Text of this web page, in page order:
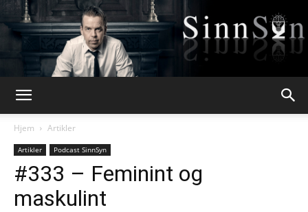
Hjem
Artikler
Artikler Podcast SinnSyn
#333 – Feminint og
maskulint